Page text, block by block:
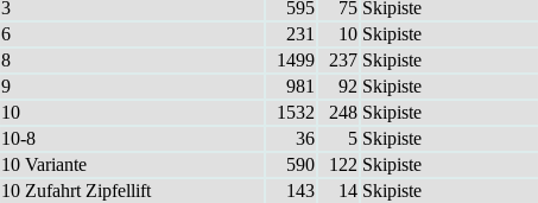
3
595 75 Ski­pis­te
6
231 10 Ski­pis­te
8
1499 237 Ski­pis­te
9
981 92 Ski­pis­te
10
1532 248 Ski­pis­te
10-8
36 5 Ski­pis­te
10 Va­ri­an­te
590 122 Ski­pis­te
10 Zu­fahrt Zip­fel­lift
143 14 Ski­pis­te